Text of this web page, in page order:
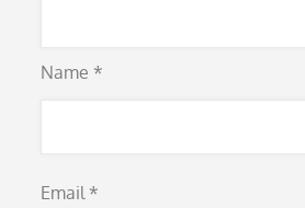
Name *
Email *